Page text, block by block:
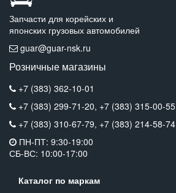
Запчасти для корейских и
японских грузовых автомобилей
guar@guar-nsk.ru
Розничные магазины
+7 (383) 362-10-01
+7 (383) 299-71-20, +7 (383) 315-00-55
+7 (383) 310-67-79, +7 (383) 214-58-74
ПН-ПТ: 9:30-19:00
СБ-ВС: 10:00-17:00
Каталог по маркам